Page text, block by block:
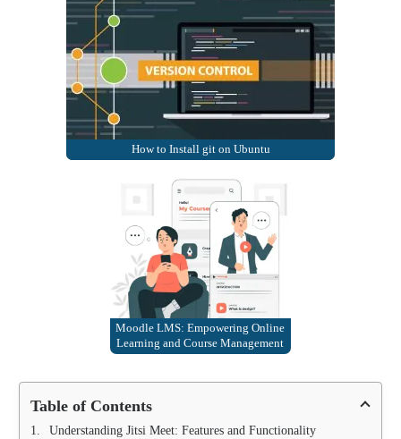
How to Install git on Ubuntu
Moodle LMS: Empowering Online
Learning and Course Management
Table of Contents
Understanding Jitsi Meet: Features and Functionality